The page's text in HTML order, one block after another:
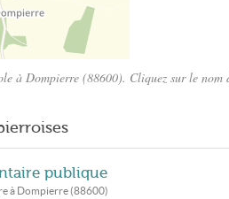
à Dompierre (88600). Cliquez sur le nom
publique
à Dompierre (88600)